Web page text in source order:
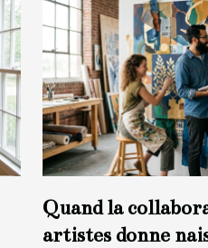
Quand la
artistes donne